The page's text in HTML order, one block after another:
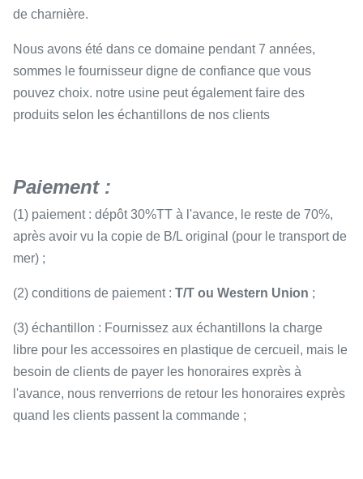
de charnière.
Nous avons été dans ce domaine pendant 7 années,
sommes le fournisseur digne de confiance que vous
pouvez choix. notre usine peut également faire des
produits selon les échantillons de nos clients
Paiement :
(1) paiement : dépôt 30%TT à l'avance, le reste de 70%,
après avoir vu la copie de B/L original (pour le transport de
mer) ;
(2) conditions de paiement : T/T ou Western Union ;
(3) échantillon : Fournissez aux échantillons la charge
libre pour les accessoires en plastique de cercueil, mais le
besoin de clients de payer les honoraires exprès à
l'avance, nous renverrions de retour les honoraires exprès
quand les clients passent la commande ;